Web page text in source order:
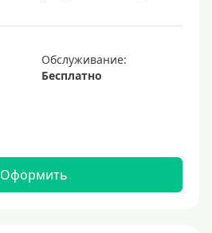
Обслуживание:
Бесплатно
Оформить